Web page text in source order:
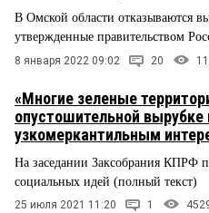
В Омской области отказываются
утвержденные правительством
8 января 2022 09:02 20
«Многие зеленые
опустошительной вырубке
узкомеркантильным
На заседании Заксобрания КПРФ
социальных идей (полный текст)
25 июля 2021 11:20 1